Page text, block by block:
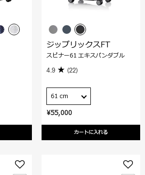
¥55,000
カートに入れる
ジップリックスFT
スピナー61 エキスパンダブル
4.9 (22)
61 cm